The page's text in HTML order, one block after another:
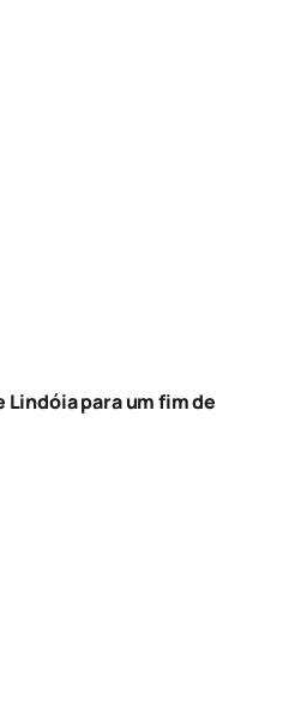
Lindóia para um fim de